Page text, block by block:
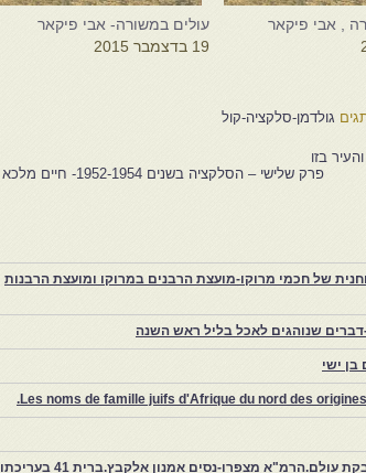
, אבי פיקאר
עולים במשורה- אבי פיקאר
19 בדצמבר 2015
גולדמן-סלקציה-קול
בזו
פרק שלישי – הסלקציה בשנים 1952-1954- חיים מלכא
של חכמי מרוקו-מועצת הרבנים במרוקו ומועצת הרבנות
שנוהגים לאכל בליל ראש השנה
ישי
Les noms de famille juifs d'Afrique du nord des
צפרו – קהילה יהודית קטנה במרוקו, ויצירת חכמיה חובקת עולם.הרמ"א מצפרו-נסים אמנון אלקבץ.ברית 41 בעריכתו